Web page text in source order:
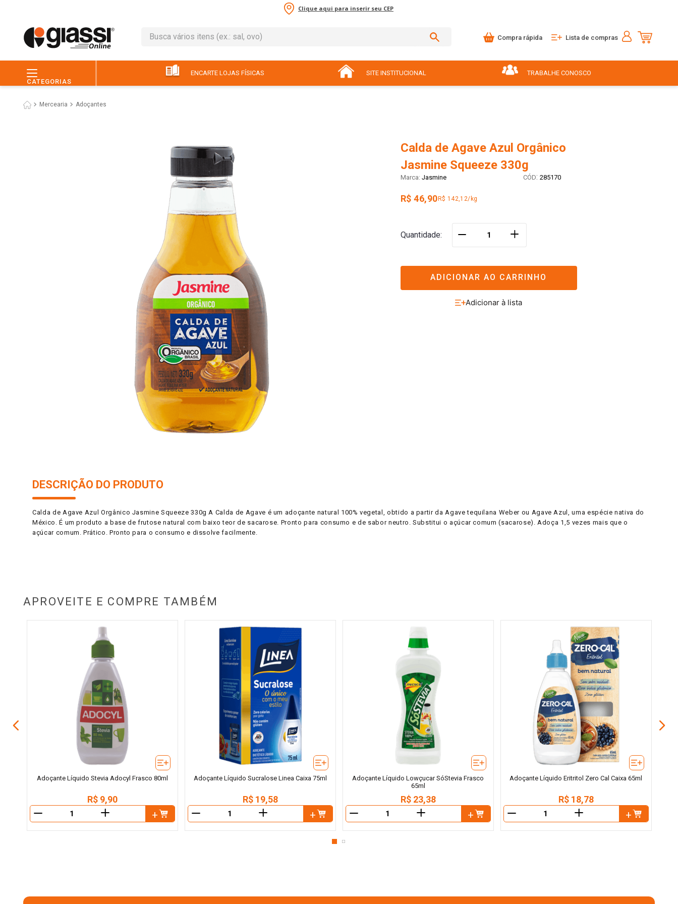
Clique aqui para inserir seu CEP
Busca vários itens (ex.: sal, ovo)
Compra rápida Lista de compras
CATEGORIAS
ENCARTE LOJAS FÍSICAS SITE INSTITUCIONAL TRABALHE CONOSCO
Mercearia Adoçantes
Calda de Agave Azul Orgânico
Jasmine Squeeze 330g
Jasmine : 285170
R$ 46,90R$ 142,12/kg
Quantidade ＋
ADICIONAR AO CARRINHO
DESCRIÇÃO DO PRODUTO
Calda de Agave Azul Orgânico Jasmine Squeeze 330g A Calda de Agave é um adoçante natural 100% vegetal, obtido a partir da Agave tequilana Weber ou Agave Azul, uma espécie nativa do
México. É um produto a base de frutose natural com baixo teor de sacarose. Pronto para consumo e de sabor neutro. Substitui o açúcar comum (sacarose). Adoça 1,5 vezes mais que o
açúcar comum. Prático. Pronto para o consumo e dissolve facilmente.
APROVEITE E COMPRE TAMBÉM
Adoçante Líquido Stevia Adocyl Frasco 80ml
R$ 9,90
＋
Adoçante Líquido Sucralose Linea Caixa 75ml
R$ 19,58
＋
Adoçante Líquido Lowçucar SóStevia Frasco
65ml
R$ 23,38
＋
Adoçante Líquido Eritritol Zero Cal Caixa 65ml
R$ 18,78
＋
leite
pão
macarrão
iogurte
ovo
arroz